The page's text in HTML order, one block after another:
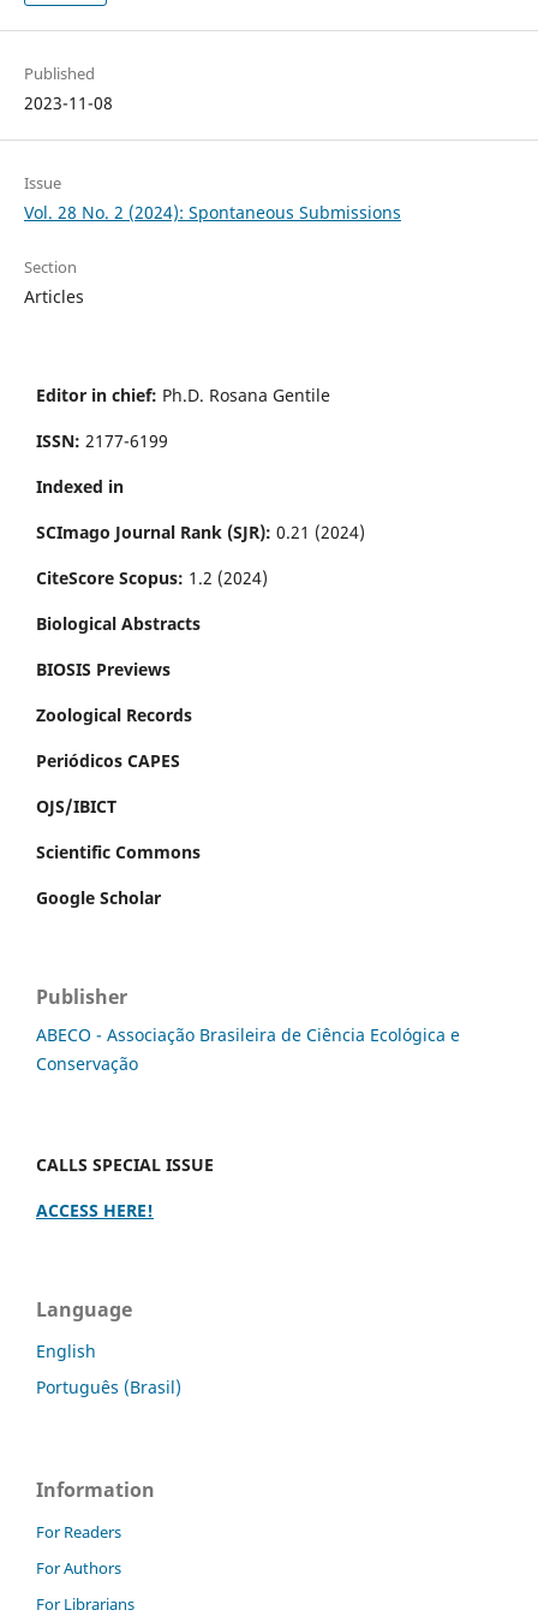
Published
2023-11-08
Issue
Vol. 28 No. 2 (2024): Spontaneous Submissions
Section
Articles
Editor in chief: Ph.D. Rosana Gentile
ISSN: 2177-6199
Indexed in
SCImago Journal Rank (SJR): 0.21 (2024)
CiteScore Scopus: 1.2 (2024)
Biological Abstracts
BIOSIS Previews
Zoological Records
Periódicos CAPES
OJS/IBICT
Scientific Commons
Google Scholar
Publisher
ABECO - Associação Brasileira de Ciência Ecológica e
Conservação
CALLS SPECIAL ISSUE
ACCESS HERE!
Language
English
Português (Brasil)
Information
For Readers
For Authors
For Librarians